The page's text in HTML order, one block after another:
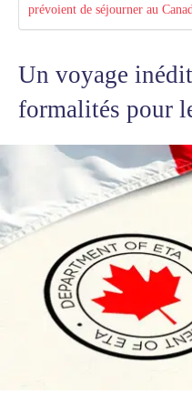
prévoient de séjourner au
Un voyage inédit
formalités pour